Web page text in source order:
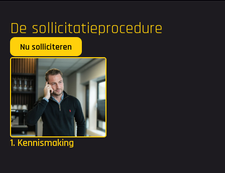
De sollicitatieprocedure
Nu solliciteren
Voornaam
Achternaam
E-mail
1. Kennismaking